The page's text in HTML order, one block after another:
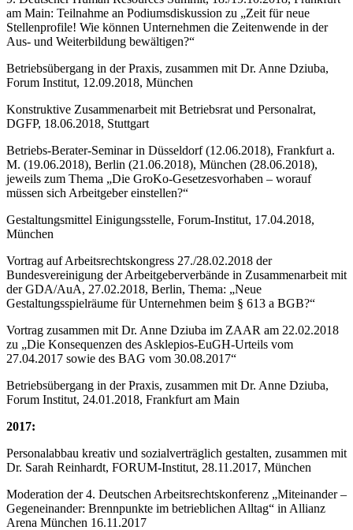
am Main: Teilnahme an Podiumsdiskussion zu „Zeit für neue
Stellenprofile! Wie können Unternehmen die Zeitenwende in der
Aus- und Weiterbildung bewältigen?“
Betriebsübergang in der Praxis, zusammen mit Dr. Anne Dziuba,
Forum Institut, 12.09.2018, München
Konstruktive Zusammenarbeit mit Betriebsrat und Personalrat,
DGFP, 18.06.2018, Stuttgart
Betriebs-Berater-Seminar in Düsseldorf (12.06.2018), Frankfurt a.
M. (19.06.2018), Berlin (21.06.2018), München (28.06.2018),
jeweils zum Thema „Die GroKo-Gesetzesvorhaben – worauf
müssen sich Arbeitgeber einstellen?“
Gestaltungsmittel Einigungsstelle, Forum-Institut, 17.04.2018,
München
Vortrag auf Arbeitsrechtskongress 27./28.02.2018 der
Bundesvereinigung der Arbeitgeberverbände in Zusammenarbeit mit
der GDA/AuA, 27.02.2018, Berlin, Thema: „Neue
Gestaltungsspielräume für Unternehmen beim § 613 a BGB?“
Vortrag zusammen mit Dr. Anne Dziuba im ZAAR am 22.02.2018
zu „Die Konsequenzen des Asklepios-EuGH-Urteils vom
27.04.2017 sowie des BAG vom 30.08.2017“
Betriebsübergang in der Praxis, zusammen mit Dr. Anne Dziuba,
Forum Institut, 24.01.2018, Frankfurt am Main
2017:
Personalabbau kreativ und sozialverträglich gestalten, zusammen mit
Dr. Sarah Reinhardt, FORUM-Institut, 28.11.2017, München
Moderation der 4. Deutschen Arbeitsrechtskonferenz „Miteinander –
Gegeneinander: Brennpunkte im betrieblichen Alltag“ in Allianz
Arena München 16.11.2017